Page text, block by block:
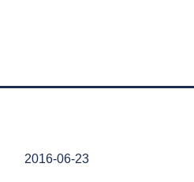
2016-06-23